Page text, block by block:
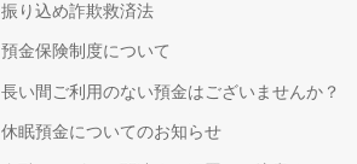
振り込め詐欺救済法
預金保険制度について
長い間ご利用のない預金はございませんか？
休眠預金についてのお知らせ